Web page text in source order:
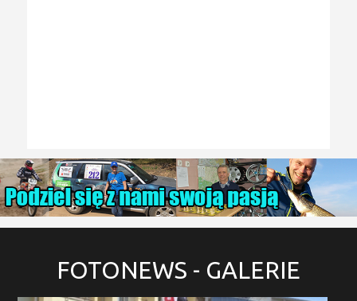
FOTONEWS - GALERIE